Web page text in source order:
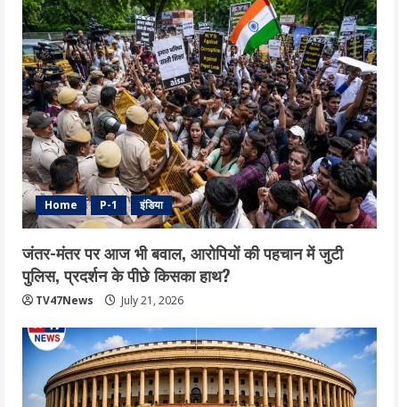
Home P-1 इंडिया
जंतर-मंतर पर आज भी बवाल, आरोपियों की पहचान में जुटी
पुलिस, प्रदर्शन के पीछे किसका हाथ?
TV47News July 21, 2026